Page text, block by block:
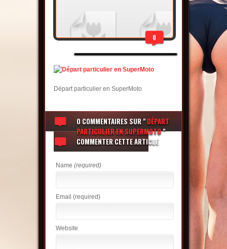
0
Départ particulier en SuperMoto
0 COMMENTAIRESSUR "DÉPART
PARTICULIER EN SUPERMOTO"
COMMENTER CETTE ARTICLE
Name (required)
Email (required)
Website